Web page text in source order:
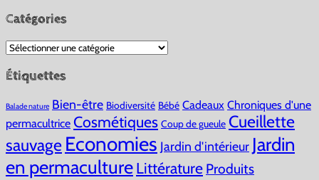
Catégories
Catégories
Étiquettes
Balade nature Bien-être Biodiversité Bébé Cadeaux Chroniques d'une
permacultrice Cosmétiques Coup de gueule Cueillette
sauvage Economies Jardin d'intérieur Jardin
en permacultureLittérature Produits